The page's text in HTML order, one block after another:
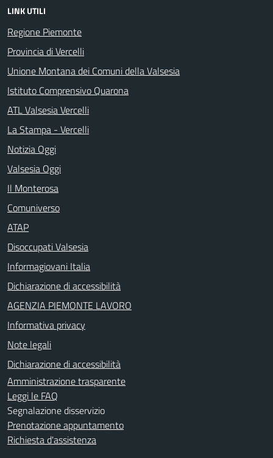
LINK UTILI
Regione Piemonte
Provincia di Vercelli
Unione Montana dei Comuni della Valsesia
Istituto Comprensivo Quarona
ATL Valsesia Vercelli
La Stampa - Vercelli
Notizia Oggi
Valsesia Oggi
Il Monterosa
Comuniverso
ATAP
Disoccupati Valsesia
Informagiovani Italia
Dichiarazione di accessibilità
AGENZIA PIEMONTE LAVORO
Informativa privacy
Note legali
Dichiarazione di accessibilità
Amministrazione trasparente
Leggi le FAQ
Segnalazione disservizio
Prenotazione appuntamento
Richiesta d'assistenza